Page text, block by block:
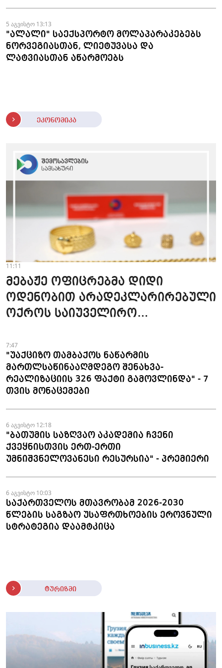
5 აგვისტო 13:13
"ალალი" საექსპორტო მოლაპარაკებებს
ნორვეგიასთან, ლიეტუვასა და
ლატვიასთან აწარმოებს
ეკონომიკა
11:11
მებაჟე ოფიცრებმა დიდი
ოდენობით არადეკლარირებული
ოქროს საიუველირო
ფაქტები აღკვეთეს
7:47
"უაქციზო თამბაქოს ნაწარმის
მართლსაწინააღმდეგო შენახვა-
რეალიზაციის 326 ფაქტი გამოვლინდა" - 7
თვის მონაცემები
6 აგვისტო 12:18
"ბათუმის საზღვაო აკადემია ჩვენი
ქვეყნისთვის ერთ-ერთი
უმნიშვნელოვანესი რესურსია" - პრემიერი
6 აგვისტო 10:03
საქართველოს მთავრობამ 2026-2030
წლების საგზაო უსაფრთხოების ეროვნული
სტრატეგია დაამტკიცა
ტურიზმი